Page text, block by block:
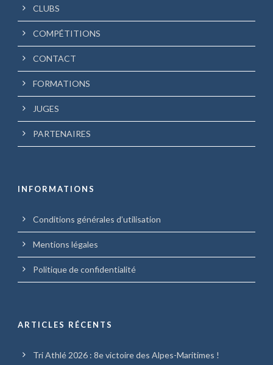
CLUBS
COMPÉTITIONS
CONTACT
FORMATIONS
JUGES
PARTENAIRES
INFORMATIONS
Conditions générales d’utilisation
Mentions légales
Politique de confidentialité
ARTICLES RÉCENTS
Tri Athlé 2026 : 8e victoire des Alpes-Maritimes !